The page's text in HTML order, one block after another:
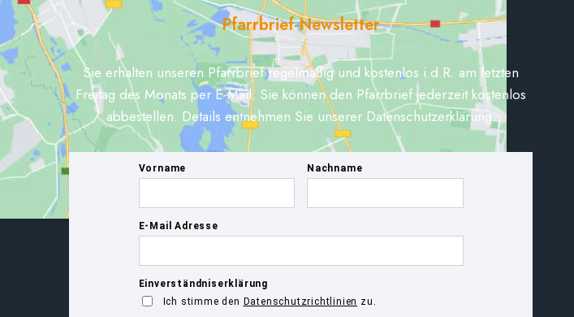
Pfarrbrief-Newsletter
Sie erhalten unseren Pfarrbrief regelmäßig und kostenlos i.d.R. am letzten
Freitag des Monats per E-Mail. Sie können den Pfarrbrief jederzeit kostenlos
abbestellen. Details entnehmen Sie unserer Datenschutzerklärung.